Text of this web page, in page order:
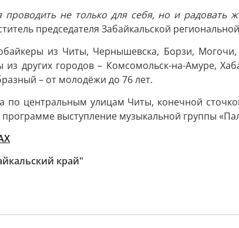
проводить не только для себя, но и радовать
председателя Забайкальской
из Читы, Чернышевска, Борзи,
других городов – Комсомольск-на-Амуре,
– от молодёжи до 76 лет.
по центральным улицам Читы, конечной
выступление музыкальной группы
край"